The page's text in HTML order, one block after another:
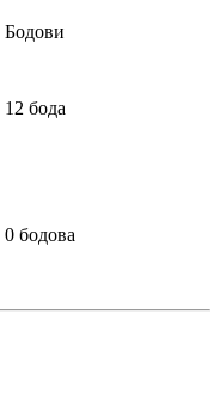
Бодови
12 бода
0 бодова